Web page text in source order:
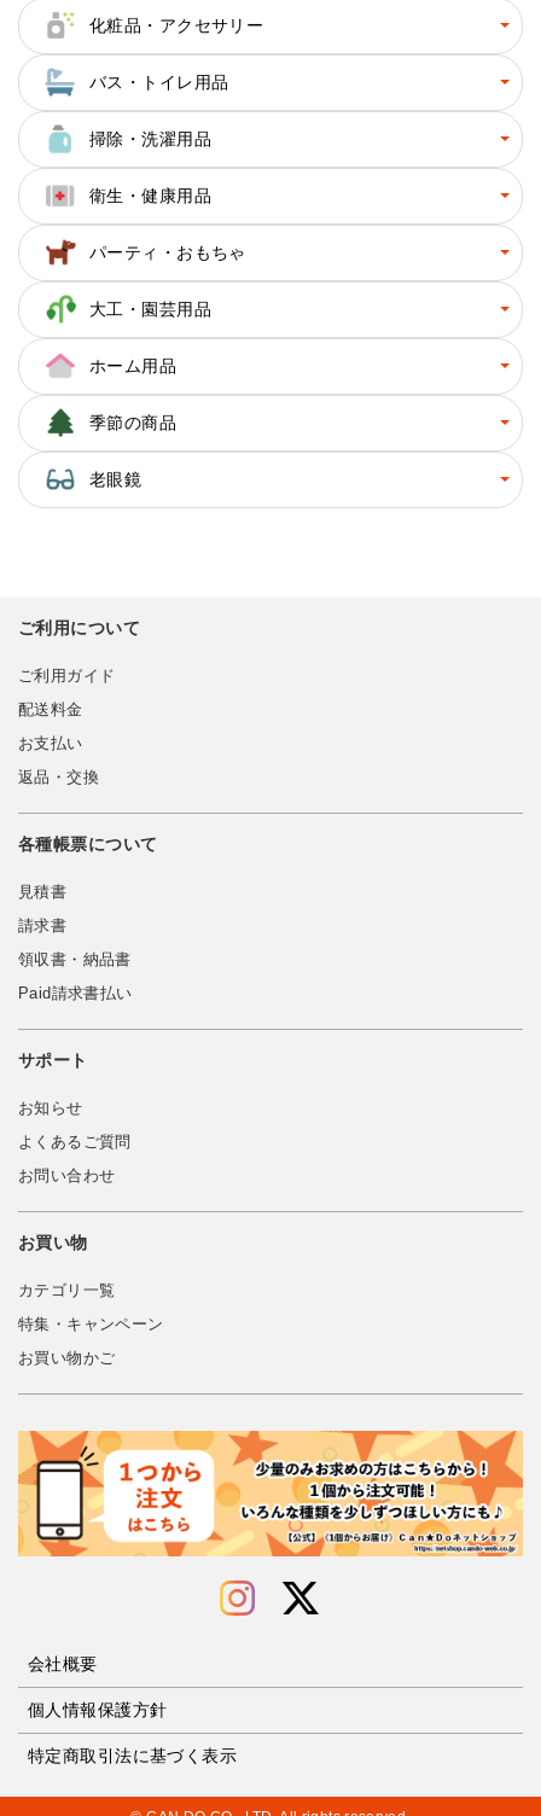
化粧品・アクセサリー
バス・トイレ用品
掃除・洗濯用品
衛生・健康用品
パーティ・おもちゃ
大工・園芸用品
ホーム用品
季節の商品
老眼鏡
ご利用について
ご利用ガイド
配送料金
お支払い
返品・交換
各種帳票について
見積書
請求書
領収書・納品書
Paid請求書払い
サポート
お知らせ
よくあるご質問
お問い合わせ
お買い物
カテゴリ一覧
特集・キャンペーン
お買い物かご
会社概要
個人情報保護方針
特定商取引法に基づく表示